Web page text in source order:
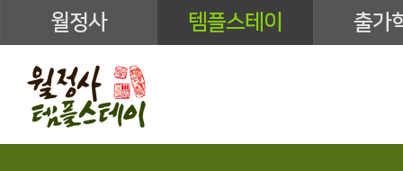
월정사 템플스테이 출가